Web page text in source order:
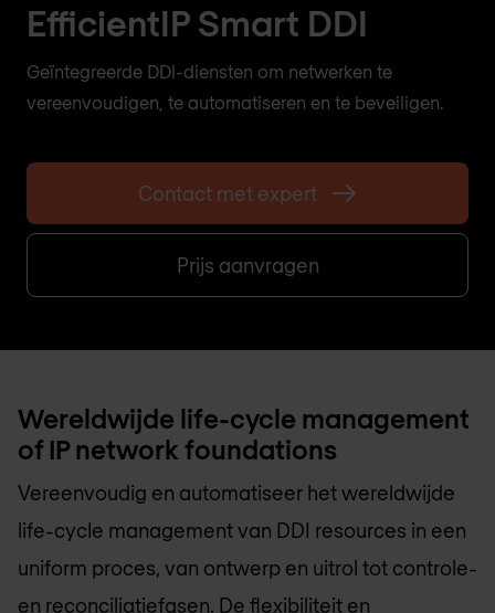
EfficientIP Smart DDI
Geïntegreerde DDI-diensten om netwerken te
vereenvoudigen, te automatiseren en te beveiligen.
Contact met expert
Prijs aanvragen
Wereldwijde life-cycle management
of IP network foundations
Vereenvoudig en automatiseer het wereldwijde
life-cycle management van DDI resources in een
uniform proces, van ontwerp en uitrol tot controle-
en reconciliatiefasen. De flexibiliteit en